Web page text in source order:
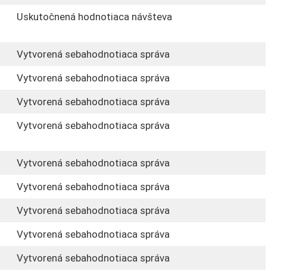
Uskutočnená hodnotiaca návšteva
Vytvorená sebahodnotiaca správa
Vytvorená sebahodnotiaca správa
Vytvorená sebahodnotiaca správa
Vytvorená sebahodnotiaca správa
Vytvorená sebahodnotiaca správa
Vytvorená sebahodnotiaca správa
Vytvorená sebahodnotiaca správa
Vytvorená sebahodnotiaca správa
Vytvorená sebahodnotiaca správa